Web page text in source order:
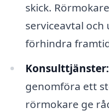
skick.
serviceavtal
förhindra
Konsulttjänster:
genomföra ett
rörmokare ge